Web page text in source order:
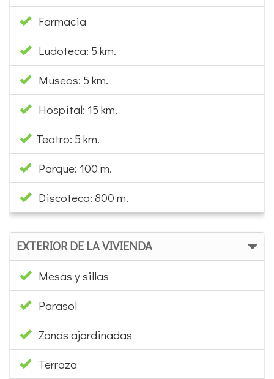
Farmacia
Ludoteca: 5 km.
Museos: 5 km.
Hospital: 15 km.
Teatro: 5 km.
Parque: 100 m.
Discoteca: 800 m.
EXTERIOR DE LA VIVIENDA
Mesas y sillas
Parasol
Zonas ajardinadas
Terraza